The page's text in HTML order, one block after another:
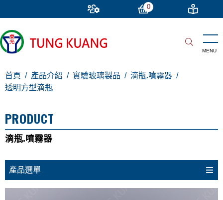
0
首頁 產品介紹 實驗玻璃製品
滴瓶.噴霧器
透明方型滴瓶
PRODUCT
滴瓶.噴霧器
產品選單